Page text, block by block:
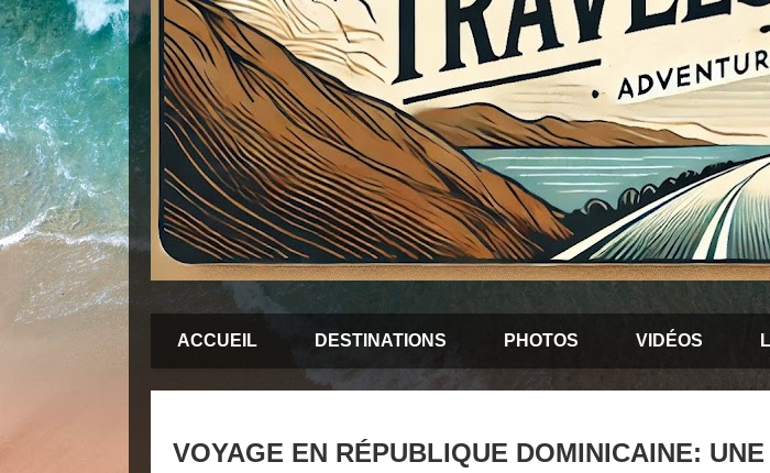
ACCUEIL DESTINATIONS PHOTOS VIDÉOS
VOYAGE EN RÉPUBLIQUE DOMINICAINE: